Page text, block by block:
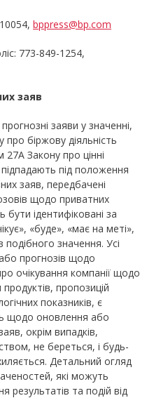
bppress@bp.com
773-849-1254,
заяв
заяви у значенні,
біржову діяльність
27A Закону про цінні
під положення
заяв, передбачені
щодо приватних
бути ідентифіковані за
«буде», «має на меті»,
подібного значення. Усі
прогнозів щодо
очікування компанії щодо
пропозицій
показників, є
щодо оновлення або
окрім випадків,
не береться, і будь-
Детальний огляд
які можуть
результатів та подій від